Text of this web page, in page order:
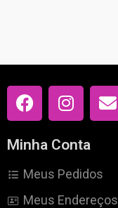
Minha Conta
Meus Pedidos
Meus Endereços